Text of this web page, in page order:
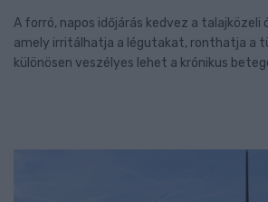
A forró, napos időjárás kedvez a talajközeli
amely irritálhatja a légutakat, ronthatja a
különösen veszélyes lehet a krónikus